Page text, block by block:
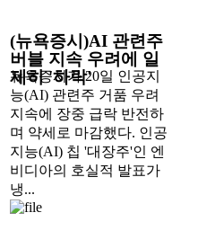
(뉴욕증시)AI 관련주
버블 지속 우려에 일
제히 '하락'
뉴욕증시가 20일 인공지
능(AI) 관련주 거품 우려
지속에 장중 급락 반전하
며 약세로 마감했다. 인공
지능(AI) 칩 '대장주'인 엔
비디아의 호실적 발표가
냉...